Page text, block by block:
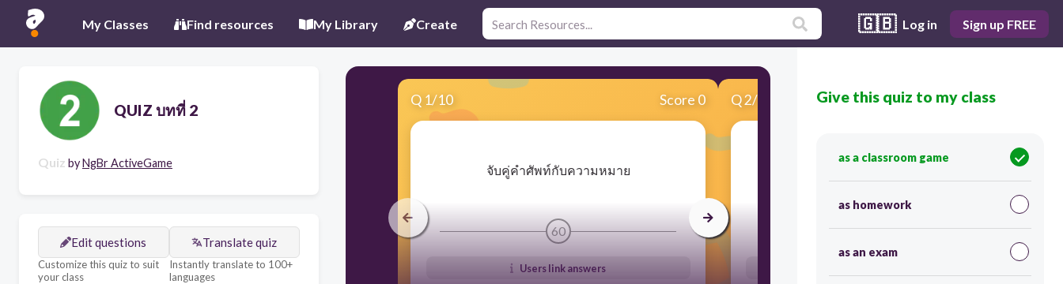
My Classes Find resources My Library Create 🇬🇧 Log in Sign up FREE
QUIZ บทที่ 2
Quiz byNgBr ActiveGame
Edit questions
Customize this quiz to suit
your class
Translate quiz
Instantly translate to 100+
languages
Q 1/10 Score 0
​จับคู่คำศัพท์กับความหมาย
60
Users link answers
Q2/10 Score 0
60
Give this quiz to my class
as a classroom game
as homework
as an exam